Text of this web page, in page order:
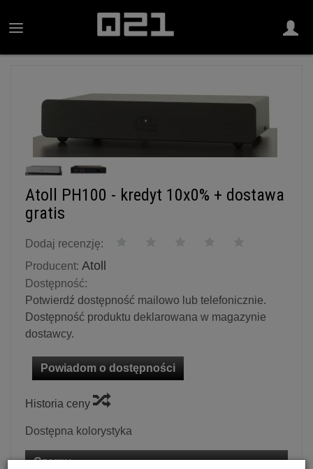
Atoll PH100 - kredyt 10x0% + dostawa
gratis
Dodaj recenzję:
Producent: Atoll
Dostępność:
Potwierdź dostępność mailowo lub telefonicznie.
Dostępność produktu deklarowana w magazynie
dostawcy.
Powiadom o dostępności
Historia ceny
Dostępna kolorystyka
Czarny